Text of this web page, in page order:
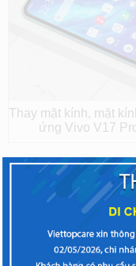
Thay mặt kính, mặt
ứng Vivo V17